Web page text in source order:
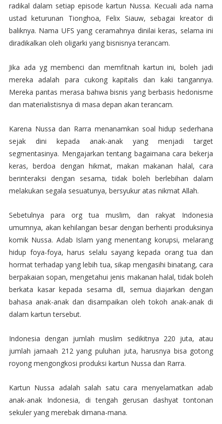
radikal dalam setiap episode kartun Nussa. Kecuali ada nama
ustad keturunan Tionghoa, Felix Siauw, sebagai kreator di
baliknya. Nama UFS yang ceramahnya dinilai keras, selama ini
diradikalkan oleh oligarki yang bisnisnya terancam.
Jika ada yg membenci dan memfitnah kartun ini, boleh jadi
mereka adalah para cukong kapitalis dan kaki tangannya.
Mereka pantas merasa bahwa bisnis yang berbasis hedonisme
dan materialistisnya di masa depan akan terancam.
Karena Nussa dan Rarra menanamkan soal hidup sederhana
sejak dini kepada anak-anak yang menjadi target
segmentasinya. Mengajarkan tentang bagaimana cara bekerja
keras, berdoa dengan hikmat, makan makanan halal, cara
berinteraksi dengan sesama, tidak boleh berlebihan dalam
melakukan segala sesuatunya, bersyukur atas nikmat Allah.
Sebetulnya para org tua muslim, dan rakyat Indonesia
umumnya, akan kehilangan besar dengan berhenti produksinya
komik Nussa. Adab Islam yang menentang korupsi, melarang
hidup foya-foya, harus selalu sayang kepada orang tua dan
hormat terhadap yang lebih tua, sikap mengasihi binatang, cara
berpakaian sopan, mengetahui jenis makanan halal, tidak boleh
berkata kasar kepada sesama dll, semua diajarkan dengan
bahasa anak-anak dan disampaikan oleh tokoh anak-anak di
dalam kartun tersebut.
Indonesia dengan jumlah muslim sedikitnya 220 juta, atau
jumlah jamaah 212 yang puluhan juta, harusnya bisa gotong
royong mengongkosi produksi kartun Nussa dan Rarra.
Kartun Nussa adalah salah satu cara menyelamatkan adab
anak-anak Indonesia, di tengah gerusan dashyat tontonan
sekuler yang merebak dimana-mana.